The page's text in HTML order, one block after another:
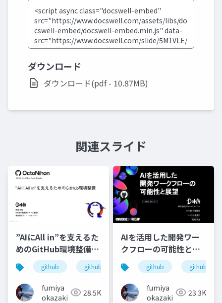
ダウンロード
ダウンロード(pdf - 10.87MB)
関連スライド
”AIにAll in”を支えるた
めのGitHub環境整備
_GitHub
OctoNihon@odaiba
github github copilot github enterprise
fumiya
okazaki
28.5K
AIを活用した開発ワー
クフローの可能性と展
望_DeNA_GitHub
Universe
Recap_20231205
github github
fumiya
okazaki
23.3K